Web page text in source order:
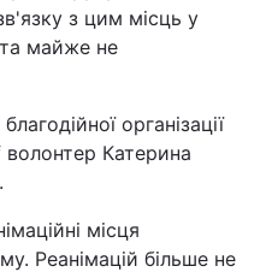
з цим місць у
майже не
організації
волонтер Катерина
.
місця
Реанімацій більше не